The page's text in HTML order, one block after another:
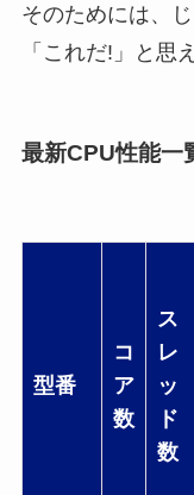
そのためには、
「これだ!」と思
最新CPU性能一
型番
コ
ア
数
ス
レ
ッ
ド
数